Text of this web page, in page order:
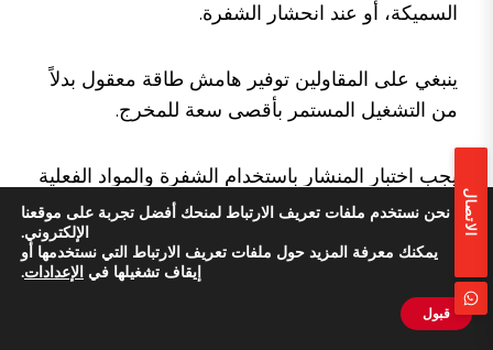
السميكة، أو عند انحشار الشفرة.
ينبغي على المقاولين توفير هامش طاقة معقول بدلاً
من التشغيل المستمر بأقصى سعة للمخرج.
يجب اختبار المنشار باستخدام الشفرة والمواد الفعلية
قبل بدء استخدامه بشكل منتظم في موقع العمل.
هل يمكنها تشغيل مكنسة كهربائية
تجارية أو جهاز شفط الغبار؟
الاتصال
نحن نستخدم ملفات تعريف الارتباط لمنحك أفضل تجربة على موقعنا
الإلكتروني.
يمكنك معرفة المزيد حول ملفات تعريف الارتباط التي نستخدمها أو
إيقاف تشغيلها في الإعدادات.
قبول